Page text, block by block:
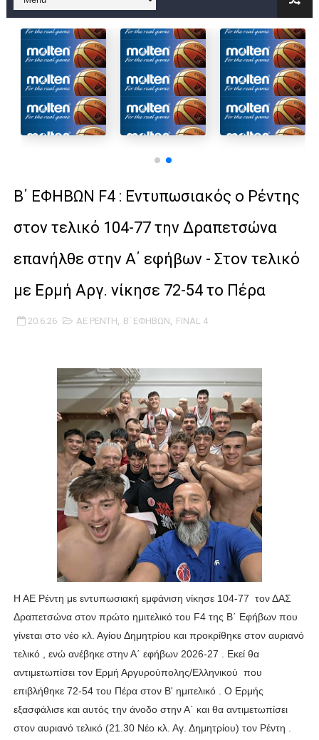
B ΕΦΗΒΩΝ F4 : Χάλκινο το Πέρα 71-56 την Δραπετσώνα στον
Στην National League 2 ο Μανδραϊκός 83-72 τον Εθνικό
Live streaming ΜΠΑΡΑΖ ΑΝΟΔΟΥ ΣΤΗΝ NL 2 : ΑΥΡΙΟ
Β΄ ΕΦΗΒΩΝ F4 : Εντυπωσιακός ο Ρέντης στον τελικό 104-77
Ο δρόμος για τον 29ο τελικό κυπέλλου ανδρών ΕΣΚΑΝΑ
U21: Τεράστια πρόκριση για τον Πανελευσινιακό στον
Γ΄ανδρών play offs : "Σκληρό" καρύδι η Φιλία Περάματος
Play off B εφήβων Β φάση Στο f4 ΑΕ Ρέντη, Πέρα , Ερμής
Β΄ ΕΦΗΒΩΝ F4 : Εντυπωσιακός ο Ρέντης
στον τελικό 104-77 την Δραπετσώνα
επανήλθε στην Α΄ εφήβων - Στον τελικό
με Ερμή Αργ. νίκησε 72-54 το Πέρα
20.6.26 ΑΕ ΡΕΝΤΗ, Β΄ ΕΦΗΒΩΝ, FINAL 4
Η ΑΕ Ρέντη με εντυπωσιακή εμφάνιση νίκησε 104-77 τον ΔΑΣ
Δραπετσώνα στον πρώτο ημιτελικό του F4 της Β΄ Εφήβων που
γίνεται στο νέο κλ. Αγίου Δημητρίου και προκρίθηκε στον αυριανό
τελικό , ενώ ανέβηκε στην Α΄ εφήβων 2026-27 . Εκεί θα
αντιμετωπίσει τον Ερμή Αργυρούπολης/Ελληνικού που
επιβλήθηκε 72-54 του Πέρα στον Β' ημιτελικό . Ο Ερμής
εξασφάλισε και αυτός την άνοδο στην Α΄ και θα αντιμετωπίσει
στον αυριανό τελικό (21.30 Νέο κλ. Αγ. Δημητρίου) τον Ρέντη .